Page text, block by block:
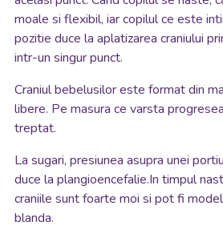
moale si flexibil, iar copilul ce este
pozitie duce la aplatizarea craniului
intr-un singur punct.
Craniul bebelusilor este format din
libere. Pe masura ce varsta
treptat.
La sugari, presiunea asupra unei
duce la plangioencefalie.In timpul
craniile sunt foarte moi si pot fi
blanda.